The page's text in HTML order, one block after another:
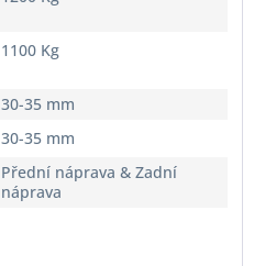
1100 Kg
30-35 mm
30-35 mm
Přední náprava & Zadní
náprava